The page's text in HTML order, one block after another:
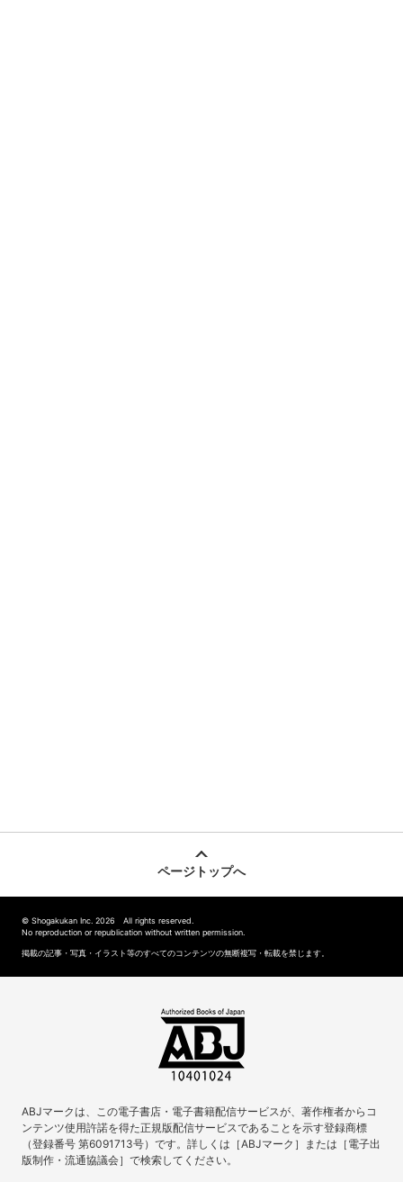
ページトップへ
© Shogakukan Inc. 2026 All rights reserved.
No reproduction or republication without written permission.
掲載の記事・写真・イラスト等のすべてのコンテンツの無断複写・転載を禁じます。
ABJマークは、この電子書店・電子書籍配信サービスが、著作権者からコ
ンテンツ使用許諾を得た正規版配信サービスであることを示す登録商標
（登録番号 第6091713号）です。詳しくは［ABJマーク］または［電子出
版制作・流通協議会］で検索してください。